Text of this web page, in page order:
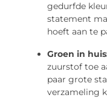
gedurfde
statement
hoeft aan te
Groen in
zuurstof toe
paar grote
verzameling